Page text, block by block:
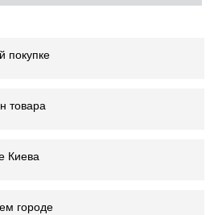
покупке
товара
Киева
городе